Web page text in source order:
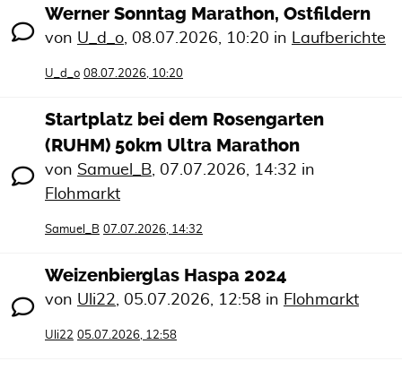
Werner Sonntag Marathon, Ostfildern
von U_d_o, 08.07.2026, 10:20 in Laufberichte
U_d_o 08.07.2026, 10:20
Startplatz bei dem Rosengarten
(RUHM) 50km Ultra Marathon
von Samuel_B, 07.07.2026, 14:32 in
Flohmarkt
Samuel_B 07.07.2026, 14:32
Weizenbierglas Haspa 2024
von Uli22, 05.07.2026, 12:58 in Flohmarkt
Uli22 05.07.2026, 12:58